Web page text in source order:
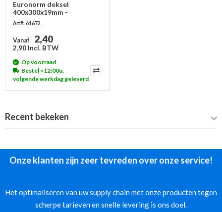
Euronorm deksel
400x300x19mm -
kunststof, zonder
Art#: 61672
Vanaf 2,40
2,90 Incl. BTW
Op voorraad
Bestel <12:00u,
volgende werkdag geleverd
Recent bekeken
Onze klanten zijn zeer tevreden over onze service!
Het optimaliseren van uw supply chain met onze producten tegen
scherpe tarieven en snelle levering is ons doel.